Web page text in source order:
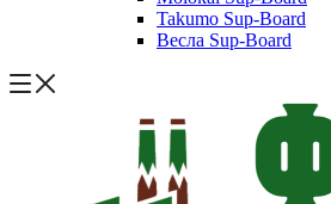
Takumo Sup-Board
Весла Sup-Board